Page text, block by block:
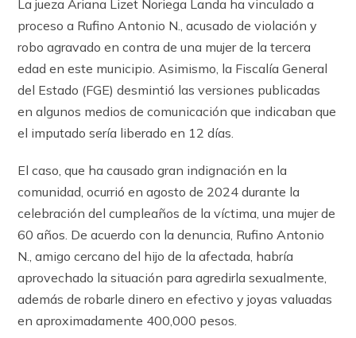
La jueza Ariana Lizet Noriega Landa ha vinculado a
proceso a Rufino Antonio N., acusado de violación y
robo agravado en contra de una mujer de la tercera
edad en este municipio. Asimismo, la Fiscalía General
del Estado (FGE) desmintió las versiones publicadas
en algunos medios de comunicación que indicaban que
el imputado sería liberado en 12 días.
El caso, que ha causado gran indignación en la
comunidad, ocurrió en agosto de 2024 durante la
celebración del cumpleaños de la víctima, una mujer de
60 años. De acuerdo con la denuncia, Rufino Antonio
N., amigo cercano del hijo de la afectada, habría
aprovechado la situación para agredirla sexualmente,
además de robarle dinero en efectivo y joyas valuadas
en aproximadamente 400,000 pesos.